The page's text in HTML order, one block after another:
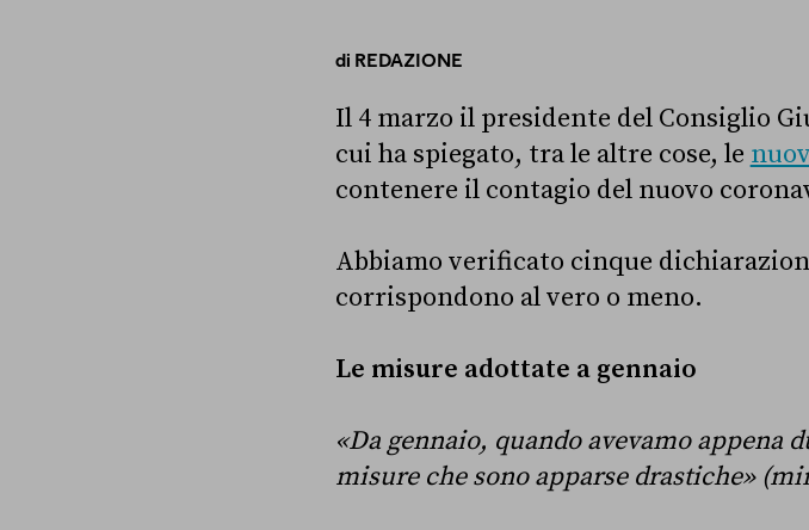
di REDAZIONE
Il 4 marzo il presidente del Consiglio
cui ha spiegato, tra le altre cose, le
contenere il contagio del nuovo
Abbiamo verificato cinque
corrispondono al vero o meno.
Le misure adottate a gennaio
«Da gennaio, quando avevamo appena
misure che sono apparse drastiche»